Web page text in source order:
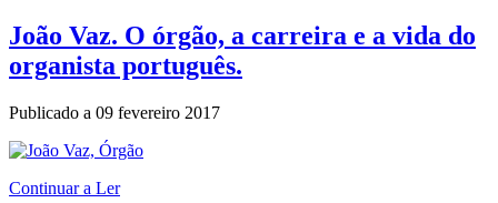
João Vaz. O órgão, a carreira e a vida do
organista português.
Publicado a 09 fevereiro 2017
Continuar a Ler